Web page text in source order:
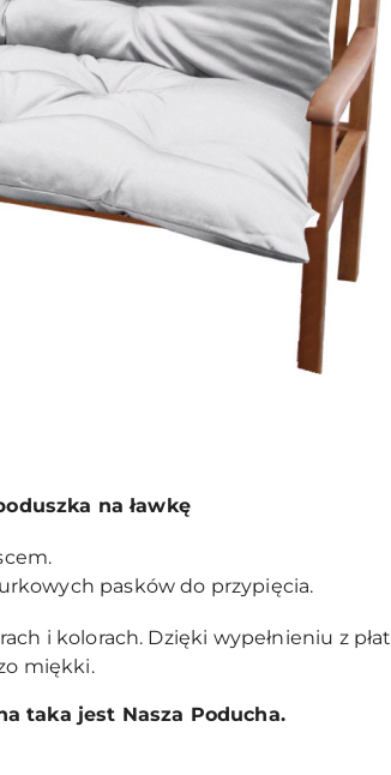
na ławkę
pasków do przypięcia.
i kolorach. Dzięki wypełnieniu z
miękki.
taka jest Nasza Poducha.